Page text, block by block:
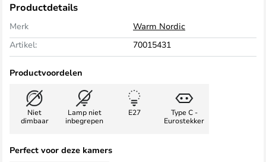
Productdetails
Merk
Warm Nordic
Artikel:
70015431
Productvoordelen
Niet
dimbaar
Lamp niet
inbegrepen
E27
Type C -
Eurostekker
Perfect voor deze kamers